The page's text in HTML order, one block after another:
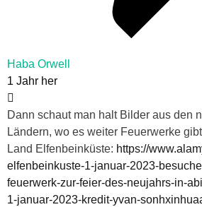
Haba Orwell
1 Jahr her
Dann schaut man halt Bilder aus den
Ländern, wo es weiter Feuerwerke
Land Elfenbeinküste: https://
elfenbeinkuste-1-januar-2023-
feuerwerk-zur-feier-des-neujahrs-in-
1-januar-2023-kredit-yvan-